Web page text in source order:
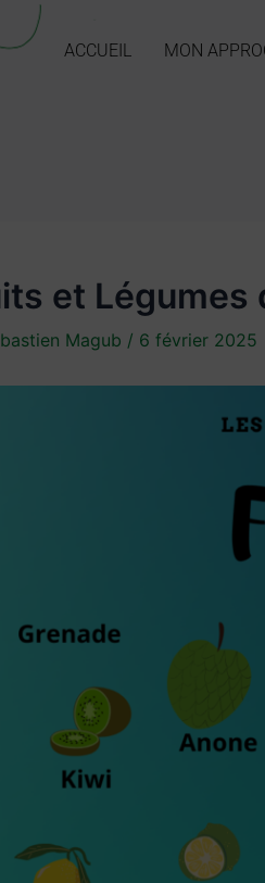
ACCUEIL MON
et Légumes
Magub / 6 février 2025